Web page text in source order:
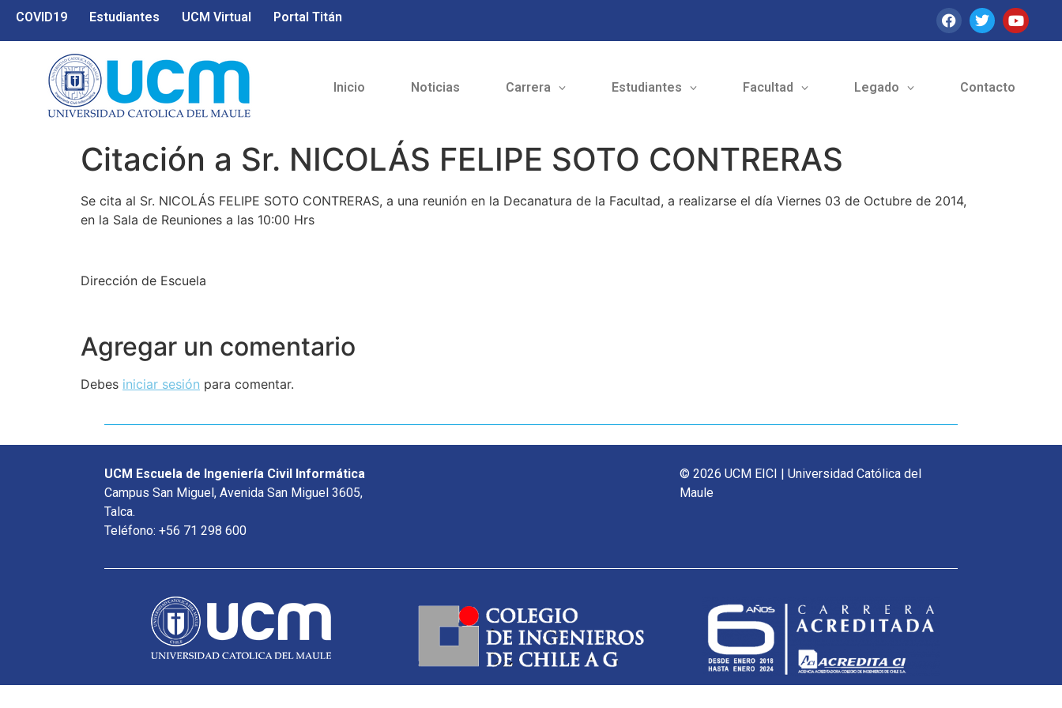
COVID19 Estudiantes UCM Virtual Portal Titán
Inicio Noticias Carrera Estudiantes Facultad Legado Contacto
Citación a Sr. NICOLÁS FELIPE SOTO CONTRERAS
Se cita al Sr. NICOLÁS FELIPE SOTO CONTRERAS, a una reunión en la Decanatura de la Facultad, a realizarse el día Viernes 03 de Octubre de 2014,
en la Sala de Reuniones a las 10:00 Hrs
Dirección de Escuela
Agregar un comentario
Debes iniciar sesión para comentar.
UCM Escuela de Ingeniería Civil Informática
Campus San Miguel, Avenida San Miguel 3605,
Talca.
Teléfono: +56 71 298 600
© 2026 UCM EICI | Universidad Católica del
Maule